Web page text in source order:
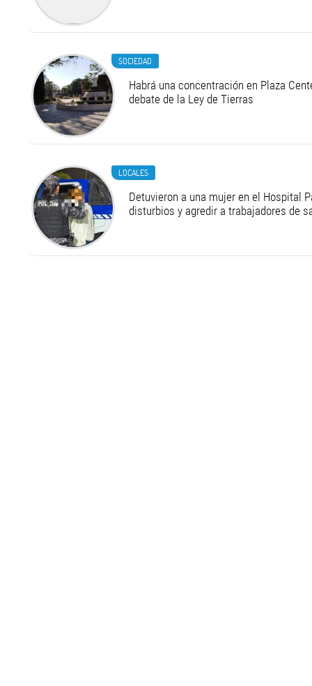
SOCIEDAD
Habrá una concentración en Plaza
debate de la Ley de Tierras
LOCALES
Detuvieron a una mujer en el Hospital
disturbios y agredir a trabajadores de